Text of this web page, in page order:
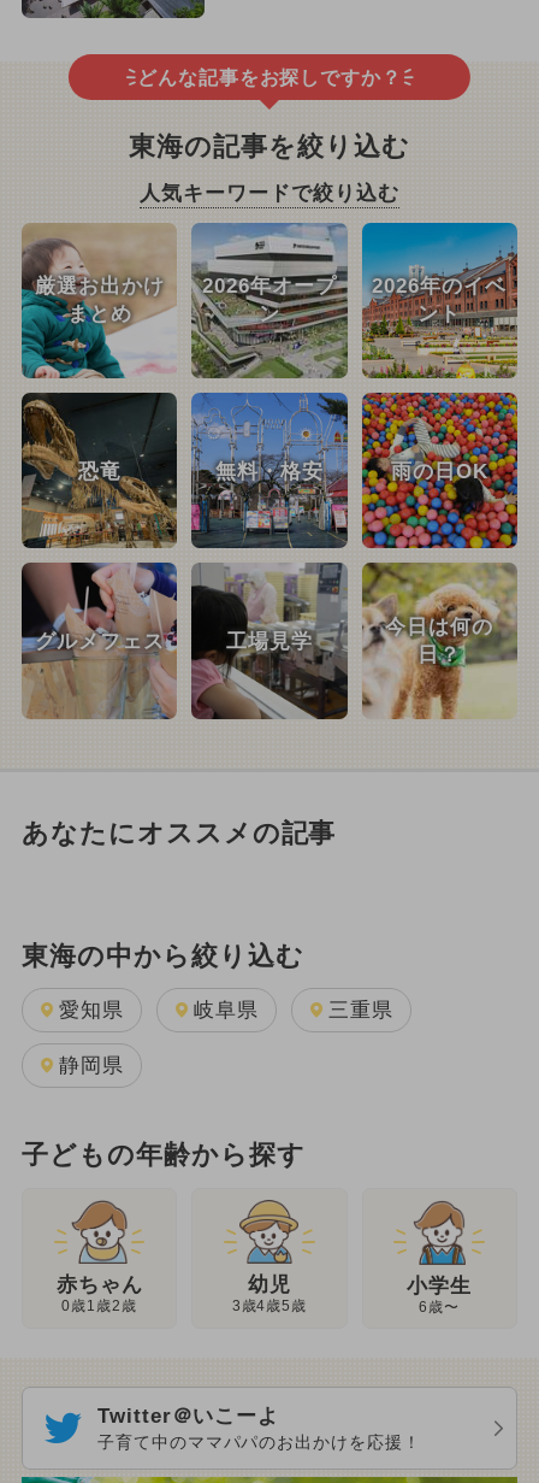
どんな記事をお探しですか？
東海の記事を絞り込む
人気キーワードで絞り込む
厳選お出かけ
まとめ
2026年オープ
ン
2026年のイベ
ント
恐竜 無料・格安 雨の日OK
グルメフェス 工場見学
今日は何の
日？
あなたにオススメの記事
東海の中から絞り込む
愛知県 岐阜県 三重県
静岡県
子どもの年齢から探す
赤ちゃん
0歳1歳2歳
幼児
3歳4歳5歳
小学生
6歳〜
Twitter＠いこーよ
子育て中のママパパのお出かけを応援！